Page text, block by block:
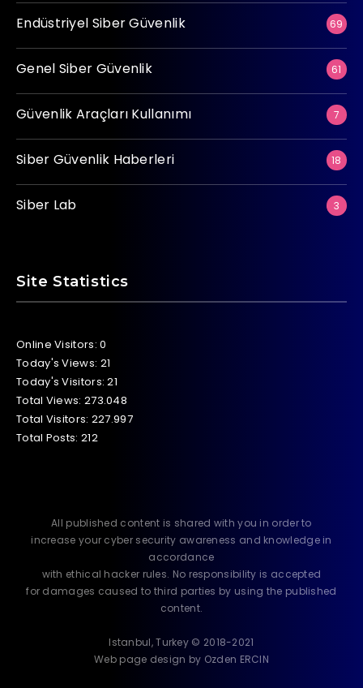
Endüstriyel Siber Güvenlik 69
Genel Siber Güvenlik 61
Güvenlik Araçları Kullanımı 7
Siber Güvenlik Haberleri 18
Siber Lab 3
Site Statistics
Online Visitors:0
Today's Views: 21
Today's Visitors:21
Total Views: 273.048
Total Visitors: 227.997
Total Posts: 212
All published content is shared with you in order to
increase your cyber security awareness and knowledge in
accordance
with ethical hacker rules. No responsibility is accepted
for damages caused to third parties by using the published
content.
Istanbul, Turkey © 2018-2021
Web page design by Ozden ERCIN